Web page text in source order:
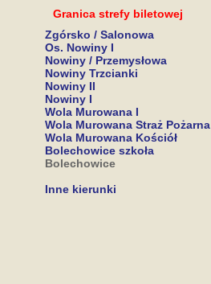
Granica strefy biletowej
Zgórsko / Salonowa
Os. Nowiny I
Nowiny / Przemysłowa
Nowiny Trzcianki
Nowiny II
Nowiny I
Wola Murowana I
Wola Murowana Straż Pożarna
Wola Murowana Kościół
Bolechowice szkoła
Bolechowice
Inne kierunki